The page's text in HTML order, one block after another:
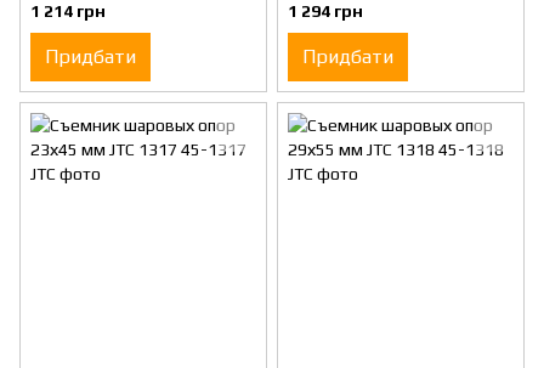
1 214 грн
Придбати
1 294 грн
Придбати